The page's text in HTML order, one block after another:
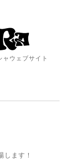
ウェブサイト
ます！